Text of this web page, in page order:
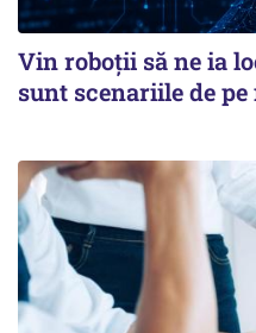
Vin roboţii să ne ia
sunt scenariile de pe